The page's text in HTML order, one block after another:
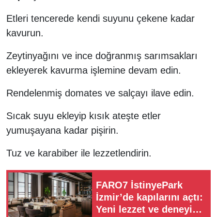
Etleri tencerede kendi suyunu çekene kadar
kavurun.
Zeytinyağını ve ince doğranmış sarımsakları
ekleyerek kavurma işlemine devam edin.
Rendelenmiş domates ve salçayı ilave edin.
Sıcak suyu ekleyip kısık ateşte etler
yumuşayana kadar pişirin.
Tuz ve karabiber ile lezzetlendirin.
FARO7 İstinyePark
İzmir’de kapılarını açtı:
Yeni lezzet ve deneyim